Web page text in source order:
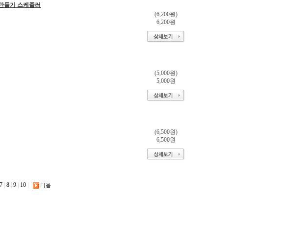
들기 스케줄러
(6,200원)
6,200원
(5,000원)
5,000원
(6,500원)
6,500원
7 8 9 10